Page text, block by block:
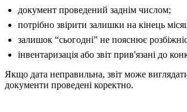
документ проведений заднім числом;
потрібно звірити залишки на кінець
залишок “сьогодні” не пояснює
інвентаризація або звіт прив'язані до
Якщо дата неправильна, звіт може
документи проведені коректно.